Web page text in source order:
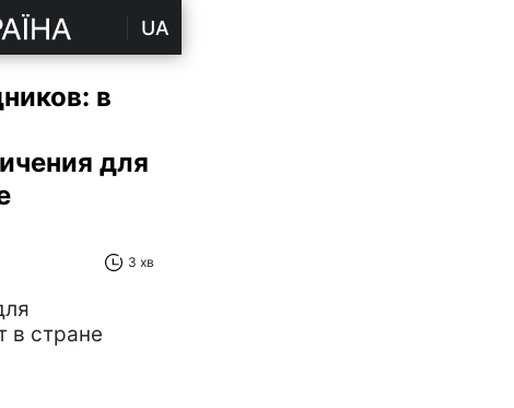
UA
в
для
3 хв
в стране